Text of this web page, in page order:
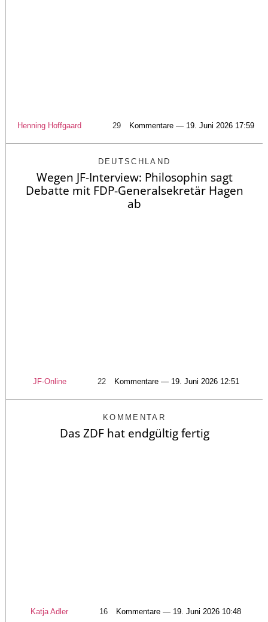
Henning Hoffgaard 29 Kommentare — 19. Juni 2026 17:59
DEUTSCHLAND
Wegen JF-Interview: Philosophin sagt
Debatte mit FDP-Generalsekretär Hagen
ab
JF-Online 22 Kommentare — 19. Juni 2026 12:51
KOMMENTAR
Das ZDF hat endgültig fertig
Katja Adler 16 Kommentare — 19. Juni 2026 10:48